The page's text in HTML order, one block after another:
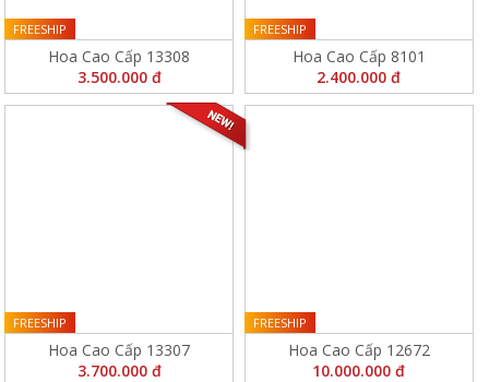
Hoa Cao Cấp 13308
3.500.000 đ
FREESHIP
Hoa Cao Cấp 8101
2.400.000 đ
FREESHIP
Hoa Cao Cấp 13307
3.700.000 đ
FREESHIP
Hoa Cao Cấp 12672
10.000.000 đ
FREESHIP